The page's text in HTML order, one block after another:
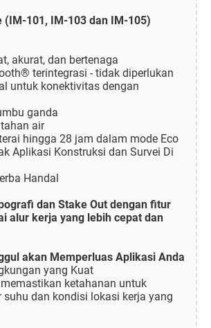
(IM-101, IM-103 dan IM-105)
akurat, dan bertenaga
terintegrasi - tidak diperlukan
untuk konektivitas dengan
ganda
air
hingga 28 jam dalam mode Eco
Aplikasi Konstruksi dan Survei Di
Handal
dan Stake Out dengan fitur
alur kerja yang lebih cepat dan
akan Memperluas Aplikasi Anda
yang Kuat
ketahanan untuk
suhu dan kondisi lokasi kerja yang